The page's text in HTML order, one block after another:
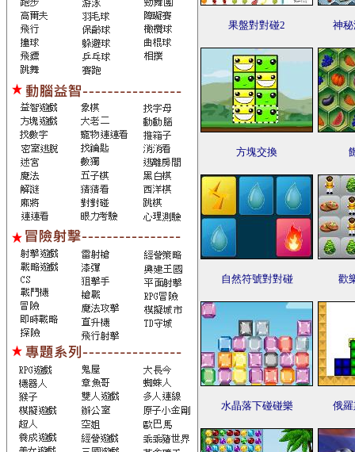
果盤對對碰2 神
方塊交換
自然符號對對碰 歡
水晶落下碰碰樂 俄